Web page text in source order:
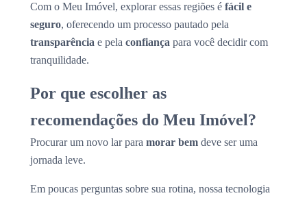
Com o Meu Imóvel, explorar essas regiões é fácil e
seguro, oferecendo um processo pautado pela
transparência e pela confiança para você decidir com
tranquilidade.
Por que escolher as
recomendações do Meu Imóvel?
Procurar um novo lar para morar bem deve ser uma
jornada leve.
Em poucas perguntas sobre sua rotina, nossa tecnologia